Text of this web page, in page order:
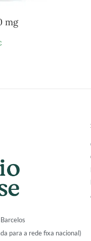
mg
para a rede fixa nacional)